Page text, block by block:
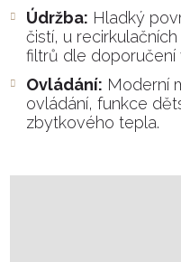
Údržba: Hladký
čistí, u
filtrů dle doporučení
Ovládání: Moderní
ovládání, funkce
zbytkového tepla.